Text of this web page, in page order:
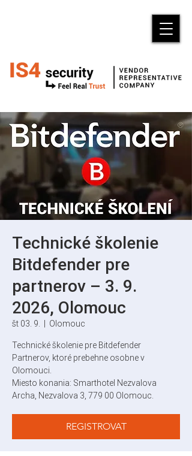
Technické školenie
Bitdefender pre
partnerov – 3. 9.
2026, Olomouc
št 03. 9.
  |
Olomouc
Technické školenie pre Bitdefender
Partnerov, ktoré prebehne osobne v
Olomouci.
Miesto konania: Smarthotel Nezvalova
Archa, Nezvalova 3, 779 00 Olomouc.
REGISTROVAT